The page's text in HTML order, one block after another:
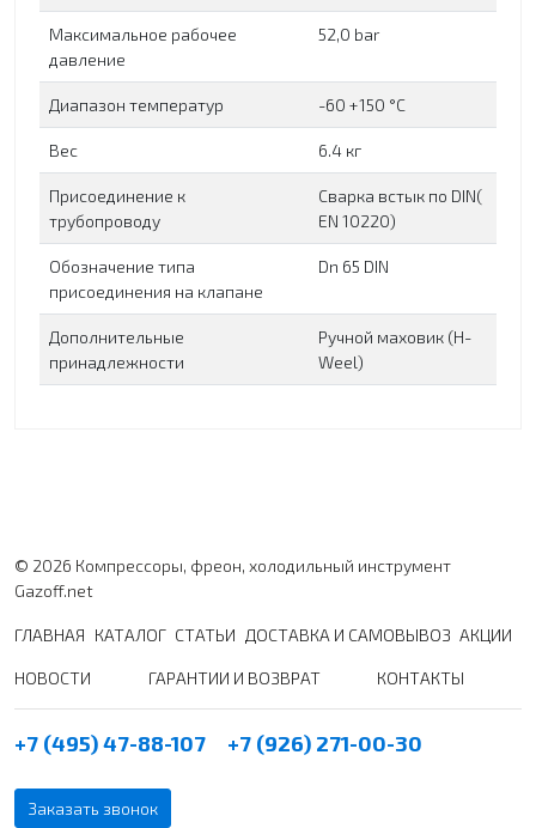
Максимальное рабочее
давление
52,0 bar
Диапазон температур -60 +150 °C
Вес 6.4 кг
Присоединение к
трубопроводу
Сварка встык по DIN(
EN 10220)
Обозначение типа
присоединения на клапане
Dn 65 DIN
Дополнительные
принадлежности
Ручной маховик (H-
Weel)
© 2026 Компрессоры, фреон, холодильный инструмент
Gazoff.net
ГЛАВНАЯ КАТАЛОГ СТАТЬИ ДОСТАВКА И САМОВЫВОЗ АКЦИИ
НОВОСТИ ГАРАНТИИ И ВОЗВРАТ КОНТАКТЫ
+7 (495) 47-88-107 +7 (926) 271-00-30
Заказать звонок